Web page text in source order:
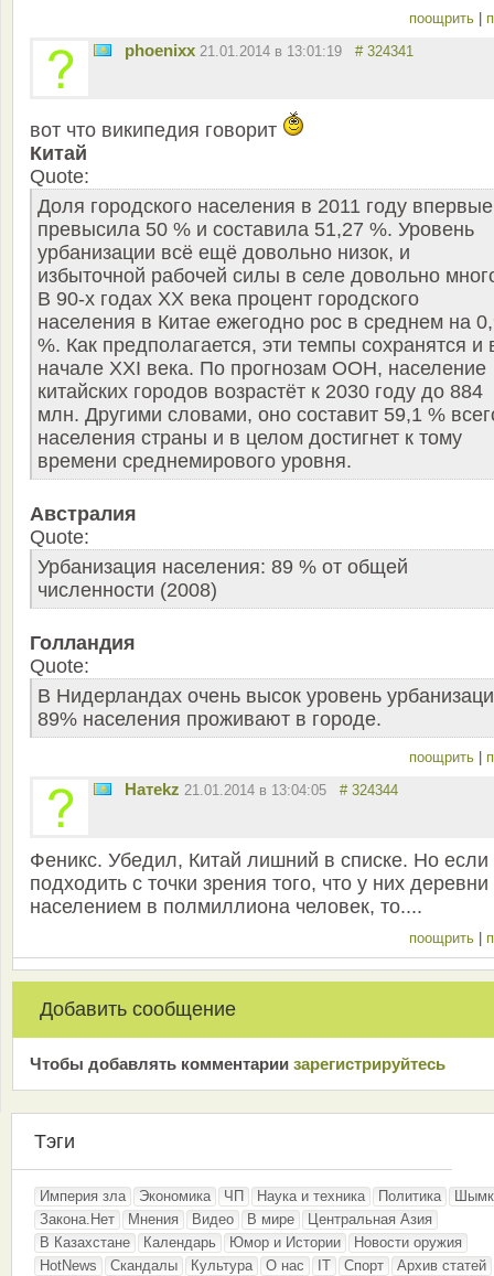
поощрить
phoenixx 21.01.2014 в 13:01:19 # 324341
вот что википедия говорит
Китай
Quote:
Доля городского населения в 2011 году впервые
превысила 50 % и составила 51,27 %. Уровень
урбанизации всё ещё довольно низок, и
избыточной рабочей силы в селе довольно
В 90-х годах XX века процент городского
населения в Китае ежегодно рос в среднем на
%. Как предполагается, эти темпы сохранятся и
начале XXI века. По прогнозам ООН, население
китайских городов возрастёт к 2030 году до 884
млн. Другими словами, оно составит 59,1 %
населения страны и в целом достигнет к тому
времени среднемирового уровня.
Австралия
Quote:
Урбанизация населения: 89 % от общей
численности (2008)
Голландия
Quote:
В Нидерландах очень высок уровень
89% населения проживают в городе.
поощрить
Натekz 21.01.2014 в 13:04:05 # 324344
Феникс. Убедил, Китай лишний в списке. Но если
подходить с точки зрения того, что у них деревни
населением в полмиллиона человек, то....
поощрить
Добавить сообщение
Чтобы добавлять комментарии зарeгиcтрирyйтeсь
Тэги
Империя зла Экономика ЧП Наука и техника Политика
Закона.Нет
Мнения Видео В мире
Центральная Азия
В Казахстане
Календарь Юмор и Истории
Новости оружия
HotNews
Скандалы Культура О нас IT Спорт
Архив статей